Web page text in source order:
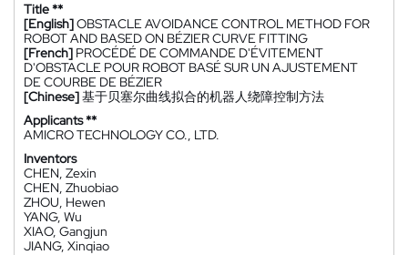
Title **
[English]OBSTACLE AVOIDANCE CONTROL METHOD FOR
ROBOT AND BASED ON BÉZIER CURVE FITTING
[French] PROCÉDÉ DE COMMANDE D'ÉVITEMENT
D'OBSTACLE POUR ROBOT BASÉ SUR UN AJUSTEMENT
DE COURBE DE BÉZIER
[Chinese]基于贝塞尔曲线拟合的机器人绕障控制方法
Applicants **
AMICRO TECHNOLOGY CO., LTD.
Inventors
CHEN, Zexin
CHEN, Zhuobiao
ZHOU, Hewen
YANG, Wu
XIAO, Gangjun
JIANG, Xinqiao